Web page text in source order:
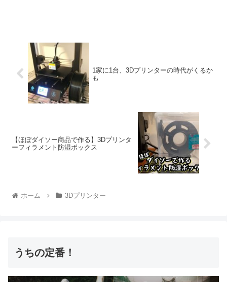
1家に1台、3Dプリンターの時代がくるか
も
【ほぼダイソー商品で作る】3Dプリンタ
ーフィラメント防湿ボックス
ホーム 3Dプリンター
うちの定番！